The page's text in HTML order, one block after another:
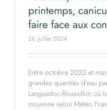
printemps,
faire face aux
26 juillet 2024
Entre octobre 2023 et
grandes quantités d’eau
Languedoc-Roussillon où
moyenne selon Météo